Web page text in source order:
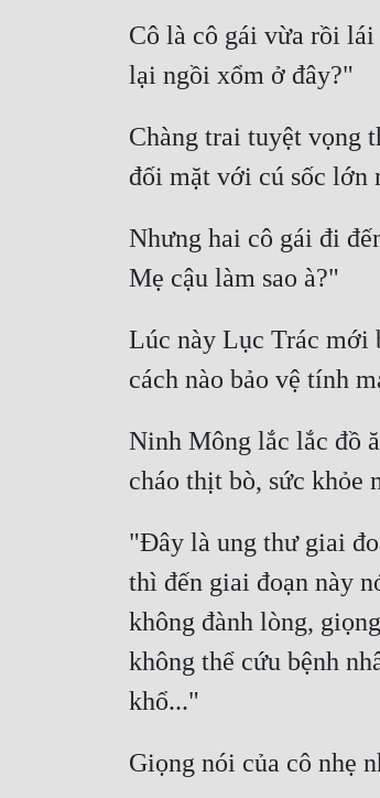
Cô là cô gái vừa rồi
lại ngồi xổm ở đây?"
Chàng trai tuyệt vọng
đối mặt với cú sốc lớn
Nhưng hai cô gái đi
Mẹ cậu làm sao à?"
Lúc này Lục Trác mới
cách nào bảo vệ tính
Ninh Mông lắc lắc đồ
cháo thịt bò, sức khỏe
"Đây là ung thư giai
thì đến giai đoạn này
không đành lòng,
không thể cứu bệnh
khổ..."
Giọng nói của cô nhẹ